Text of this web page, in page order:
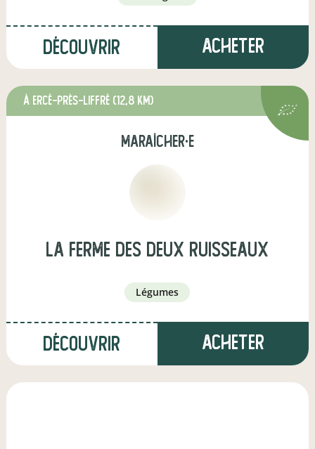
Découvrir Acheter
à Ercé-près-Liffré (12,8 km)
maraîcher·e
La ferme des deux ruisseaux
légumes
Découvrir Acheter